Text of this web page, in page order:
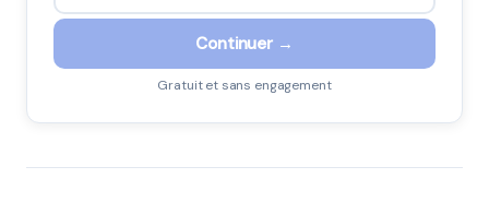
Continuer →
Gratuit et sans engagement